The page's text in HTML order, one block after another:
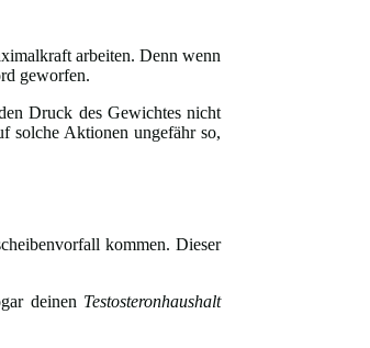
arbeiten. Denn wenn
geworfen.
Druck des Gewichtes nicht
solche Aktionen ungefähr so,
kommen. Dieser
deinen Testosteronhaushalt